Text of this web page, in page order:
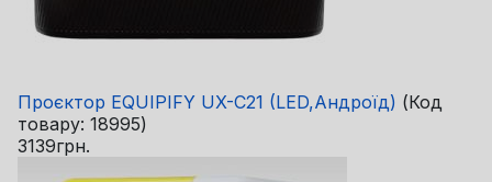
Проєктор EQUIPIFY UX-C21 (LED,Андроїд) (Код
товару: 18995)
3139грн.